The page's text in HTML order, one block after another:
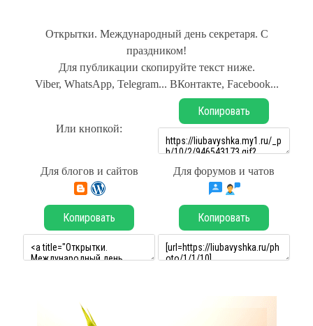
Открытки. Международный день секретаря. С
праздником!
Для публикации скопируйте текст ниже.
Viber, WhatsApp, Telegram... ВКонтакте, Facebook...
Или кнопкой:
Копировать
Для блогов и сайтов Для форумов и чатов
Копировать Копировать